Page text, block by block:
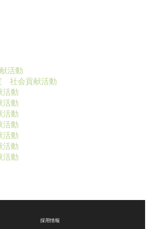
活動
社会貢献活動
活動
活動
活動
活動
活動
活動
活動
採用情報